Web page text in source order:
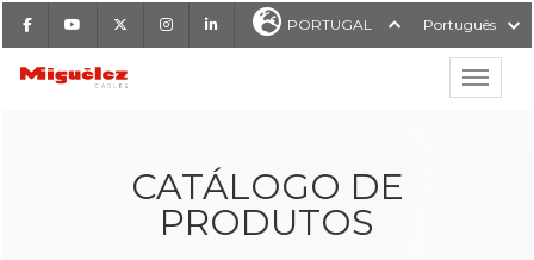
FacebookYoutube InstagramLinkedIn PORTUGAL Português
Miguélez Cabos
CATÁLOGO DE
PRODUTOS